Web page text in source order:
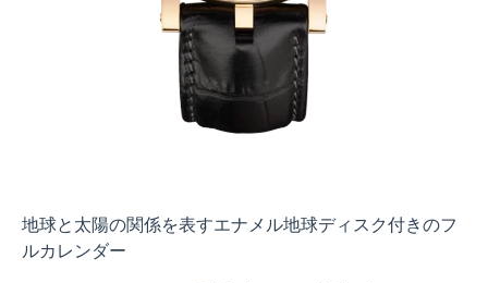
地球と太陽の関係を表すエナメル地球ディスク付きのフ
ルカレンダー